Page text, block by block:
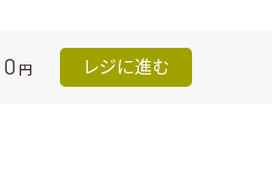
0 円 レジに進む